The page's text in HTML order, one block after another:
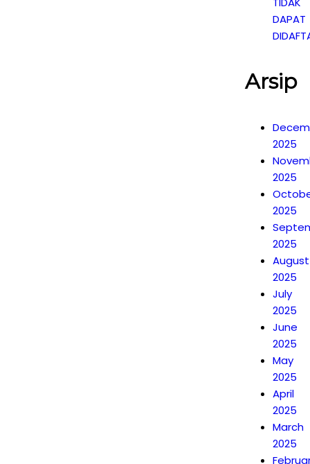
DAPAT
Arsip
2025
2025
2025
2025
August
2025
July
2025
June
2025
May
2025
April
2025
March
2025